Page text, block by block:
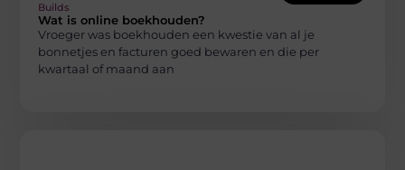
Builds
Wat is online boekhouden?
Vroeger was boekhouden een kwestie van al je
bonnetjes en facturen goed bewaren en die per
kwartaal of maand aan